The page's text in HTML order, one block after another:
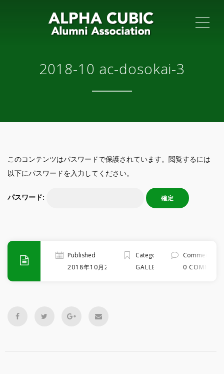
2018-10 ac-dosokai-3
このコンテンツはパスワードで保護されています。閲覧するには
以下にパスワードを入力してください。
パスワード:
Published
2018年10月20日
Categories
GALLERY
Comment
0